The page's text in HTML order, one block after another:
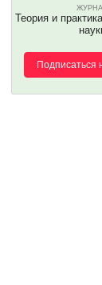
Теория и
Подписаться